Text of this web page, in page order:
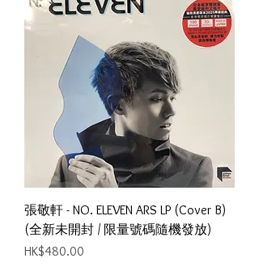
張敬軒 - NO. ELEVEN ARS LP (Cover B)
(全新未開封 / 限量號碼隨機發放)
價格
HK$480.00